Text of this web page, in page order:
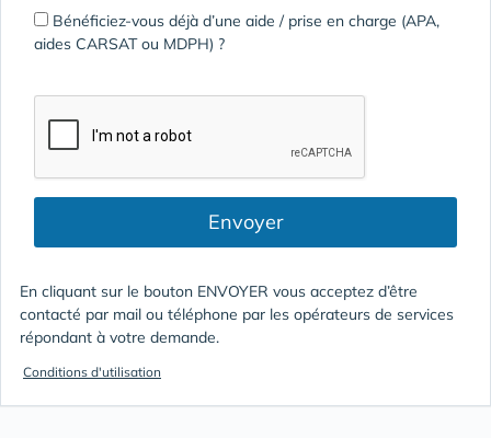
Bénéficiez-vous déjà d’une aide / prise en charge (APA,
aides CARSAT ou MDPH) ?
Envoyer
En cliquant sur le bouton ENVOYER vous acceptez d’être
contacté par mail ou téléphone par les opérateurs de services
répondant à votre demande.
Conditions d'utilisation